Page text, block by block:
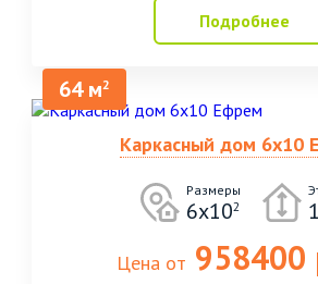
Подробнее
64 м2
Каркасный дом 6х10
Размеры
6х102 1
Цена от 958400